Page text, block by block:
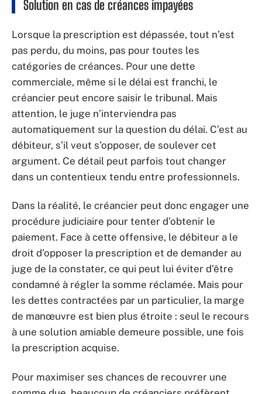
Solution en cas de créances impayées
Lorsque la prescription est dépassée, tout n’est
pas perdu, du moins, pas pour toutes les
catégories de créances. Pour une dette
commerciale, même si le délai est franchi, le
créancier peut encore saisir le tribunal. Mais
attention, le juge n’interviendra pas
automatiquement sur la question du délai. C’est au
débiteur, s’il veut s’opposer, de soulever cet
argument. Ce détail peut parfois tout changer
dans un contentieux tendu entre professionnels.
Dans la réalité, le créancier peut donc engager une
procédure judiciaire pour tenter d’obtenir le
paiement. Face à cette offensive, le débiteur a le
droit d’opposer la prescription et de demander au
juge de la constater, ce qui peut lui éviter d’être
condamné à régler la somme réclamée. Mais pour
les dettes contractées par un particulier, la marge
de manœuvre est bien plus étroite : seul le recours
à une solution amiable demeure possible, une fois
la prescription acquise.
Pour maximiser ses chances de recouvrer une